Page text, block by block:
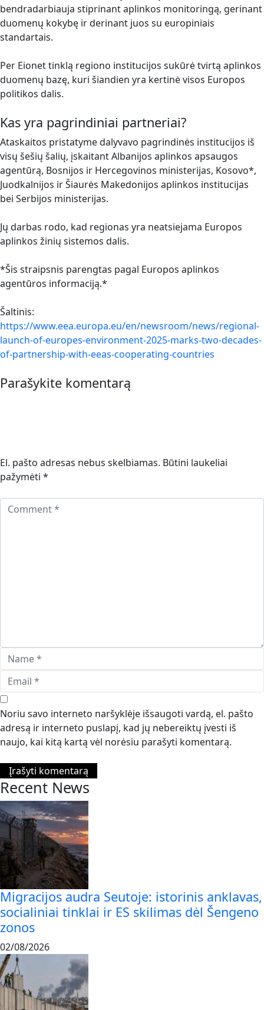
bendradarbiauja stiprinant aplinkos monitoringą, gerinant
duomenų kokybę ir derinant juos su europiniais
standartais.
Per Eionet tinklą regiono institucijos sukūrė tvirtą aplinkos
duomenų bazę, kuri šiandien yra kertinė visos Europos
politikos dalis.
Kas yra pagrindiniai partneriai?
Ataskaitos pristatyme dalyvavo pagrindinės institucijos iš
visų šešių šalių, įskaitant Albanijos aplinkos apsaugos
agentūrą, Bosnijos ir Hercegovinos ministerijas, Kosovo*,
Juodkalnijos ir Šiaurės Makedonijos aplinkos institucijas
bei Serbijos ministerijas.
Jų darbas rodo, kad regionas yra neatsiejama Europos
aplinkos žinių sistemos dalis.
*Šis straipsnis parengtas pagal Europos aplinkos
agentūros informaciją.*
Šaltinis:
https://www.eea.europa.eu/en/newsroom/news/regional-
launch-of-europes-environment-2025-marks-two-decades-
of-partnership-with-eeas-cooperating-countries
Parašykite komentarą
El. pašto adresas nebus skelbiamas. Būtini laukeliai
pažymėti *
Noriu savo interneto naršyklėje išsaugoti vardą, el. pašto
adresą ir interneto puslapį, kad jų nebereiktų įvesti iš
naujo, kai kitą kartą vėl norėsiu parašyti komentarą.
Recent News
Migracijos audra Seutoje: istorinis anklavas,
socialiniai tinklai ir ES skilimas dėl Šengeno
zonos
02/08/2026